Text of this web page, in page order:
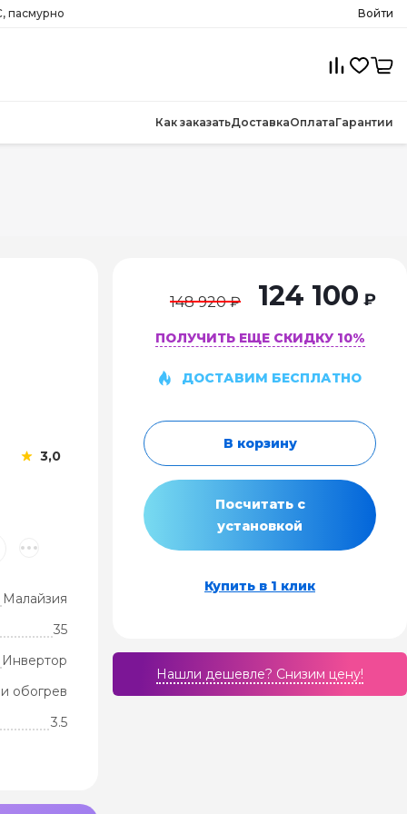
пасмурно Войти
Как заказатьДоставкаОплатаГарантии
3,0
Малайзия
35
Инвертор
обогрев
3.5
148 920 ₽ 124 100 ₽
ПОЛУЧИТЬ ЕЩЕ СКИДКУ 10%
ДОСТАВИМ БЕСПЛАТНО
В корзину
Посчитать с
установкой
Купить в 1 клик
Нашли дешевле? Cнизим цену!